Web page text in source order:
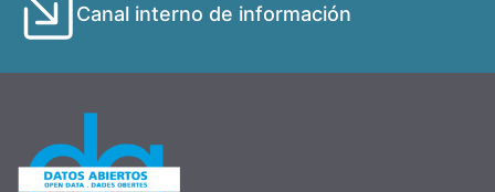
Canal interno de información